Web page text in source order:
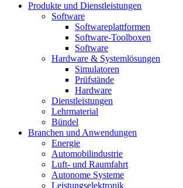
Produkte und Dienstleistungen
Software
Softwareplattformen
Software-Toolboxen
Software
Hardware & Systemlösungen
Simulatoren
Prüfstände
Hardware
Dienstleistungen
Lehrmaterial
Bündel
Branchen und Anwendungen
Energie
Automobilindustrie
Luft- und Raumfahrt
Autonome Systeme
Leistungselektronik